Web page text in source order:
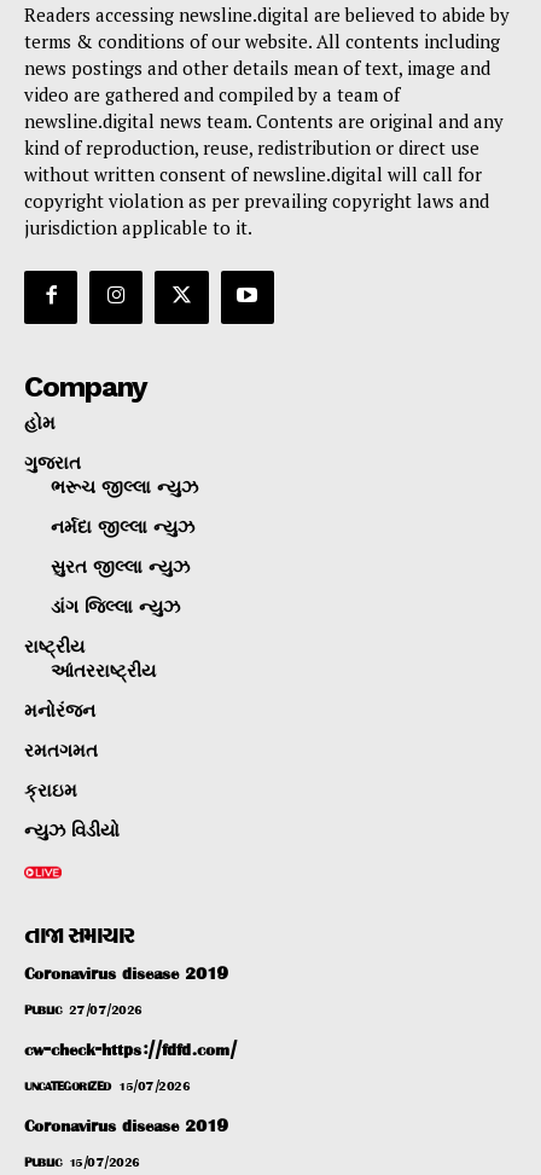
Readers accessing newsline.digital are believed to abide by
terms & conditions of our website. All contents including
news postings and other details mean of text, image and
video are gathered and compiled by a team of
newsline.digital news team. Contents are original and any
kind of reproduction, reuse, redistribution or direct use
without written consent of newsline.digital will call for
copyright violation as per prevailing copyright laws and
jurisdiction applicable to it.
Company
હોમ
ગુજરાત
ભરૂચ જીલ્લા ન્યુઝ
નર્મદા જીલ્લા ન્યુઝ
સુરત જીલ્લા ન્યુઝ
ડાંગ જિલ્લા ન્યુઝ
રાષ્ટ્રીય
આંતરરાષ્ટ્રીય
મનોરંજન
રમતગમત
ક્રાઇમ
ન્યુઝ વિડીયો
તાજા સમાચાર
Coronavirus disease 2019
PUBLIC 27/07/2026
cw-check-https://fdfd.com/
UNCATEGORIZED 15/07/2026
Coronavirus disease 2019
PUBLIC 15/07/2026